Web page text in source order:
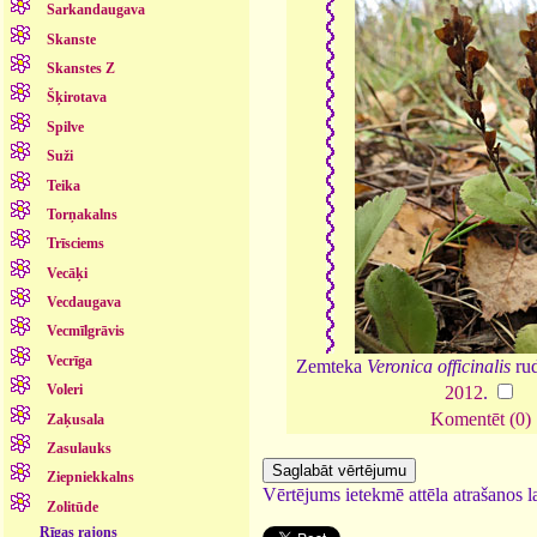
Sarkandaugava
Skanste
Skanstes Z
Šķirotava
Spilve
Suži
Teika
Torņakalns
Trīsciems
Vecāķi
Vecdaugava
Vecmīlgrāvis
Vecrīga
Voleri
Zaķusala
Zasulauks
Ziepniekkalns
Zolitūde
Rīgas rajons
Zemteka Veronica officinalis
2012.
Komentēt (0)
Vērtējums ietekmē attēla atrašanos